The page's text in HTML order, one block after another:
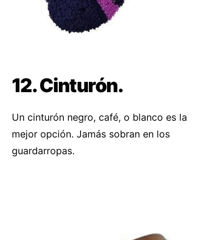
12. Cinturón.
Un cinturón negro, café, o blanco es la
mejor opción. Jamás sobran en los
guardarropas.